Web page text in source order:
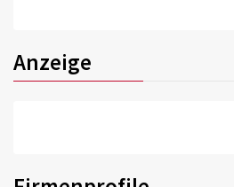
Anzeige